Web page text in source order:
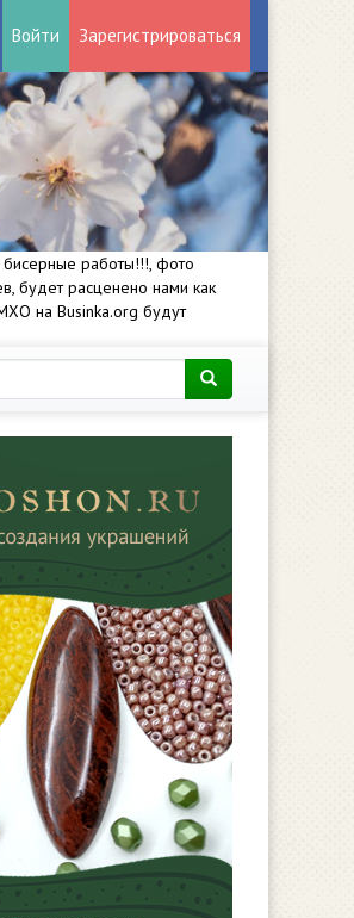
Войти Зарегистрироваться
бисерные работы!!!, фото
будет расценено нами как
на Businka.org будут